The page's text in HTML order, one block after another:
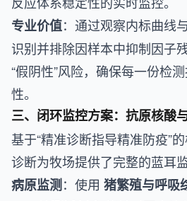
专业价值：通过观察内标曲线
识别并排除因样本中抑制因子
“假阴性”风险，确保每一份检
性。
三、闭环监控方案：抗原核酸
基于“精准诊断指导精准防疫”
诊断为牧场提供了完整的蓝耳监
病原监测：使用 猪繁殖与呼吸